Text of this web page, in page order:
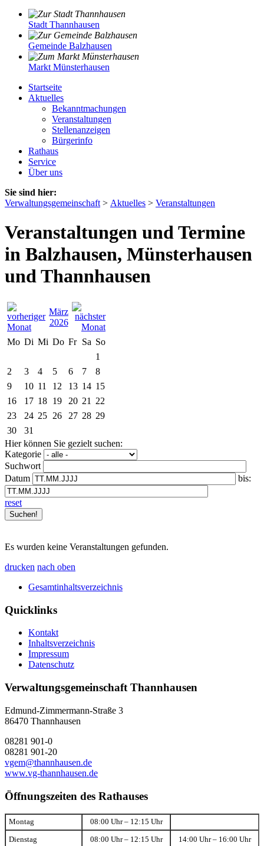
Stadt Thannhausen
Gemeinde Balzhausen
Markt Münsterhausen
Startseite
Aktuelles
Bekanntmachungen
Veranstaltungen
Stellenanzeigen
Bürgerinfo
Rathaus
Service
Über uns
Sie sind hier:
Verwaltungsgemeinschaft > Aktuelles > Veranstaltungen
Veranstaltungen und Termine
in Balzhausen, Münsterhausen
und Thannhausen
März
2026
Mo Di Mi Do Fr Sa So
1
2
3 4 5 6 7
8
9
10 11 12 13 14 15
16
17 18 19 20 21
22
23
24 25 26 27 28 29
30
31
Hier können Sie gezielt suchen:
Kategorie
Suchwort
Datum
bis:
reset
Es wurden keine Veranstaltungen gefunden.
drucken nach oben
Gesamtinhaltsverzeichnis
Quicklinks
Kontakt
Inhaltsverzeichnis
Impressum
Datenschutz
Verwaltungsgemeinschaft Thannhausen
Edmund-Zimmermann-Straße 3
86470 Thannhausen
08281 901-0
08281 901-20
vgem@thannhausen.de
www.vg-thannhausen.de
Öffnungszeiten des Rathauses
Montag 08:00 Uhr – 12:15 Uhr
Dienstag 08:00 Uhr – 12:15 Uhr 14:00 Uhr – 16:00 Uhr